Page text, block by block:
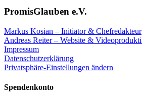
PromisGlauben e.V.
Markus Kosian – Initiator & Chefredakteur
Andreas Reiter – Website &
Impressum
Datenschutzerklärung
Privatsphäre-Einstellungen ändern
Spendenkonto